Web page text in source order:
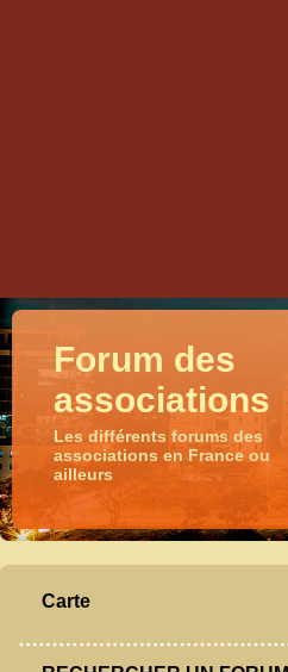
Forum des
associations
Les différents forums des
associations en France ou
ailleurs
Carte